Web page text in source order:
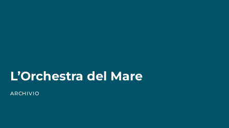
L’Orchestra del Mare
ARCHIVIO